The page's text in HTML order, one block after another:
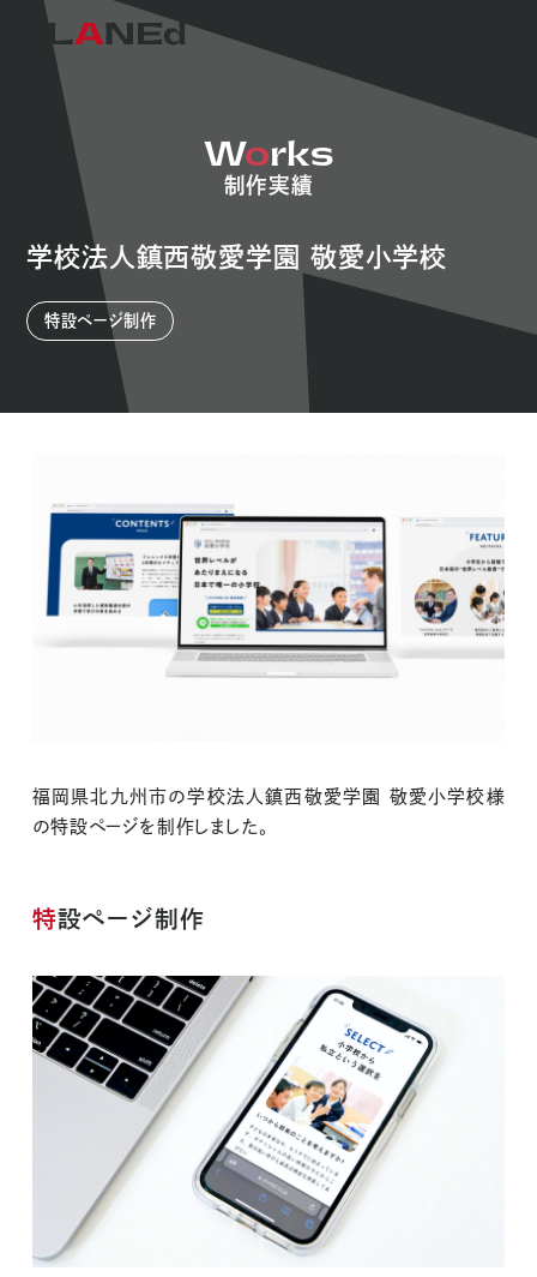
Works
制作実績
学校法人鎮西敬愛学園 敬愛小学校
特設ページ制作
福岡県北九州市の学校法人鎮西敬愛学園 敬愛小学校様
の特設ページを制作しました。
特設ページ制作